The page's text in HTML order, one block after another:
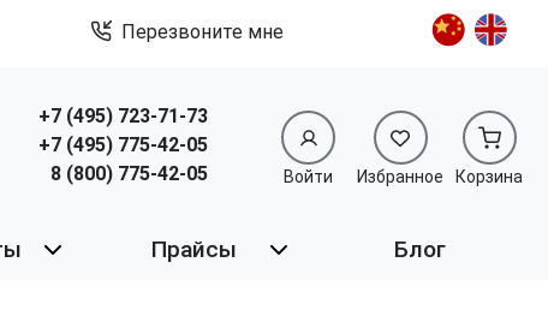
Перезвоните мне
+7 (495) 723-71-73
+7 (495) 775-42-05
8 (800) 775-42-05
Войти Избранное Корзина
Прайсы Блог